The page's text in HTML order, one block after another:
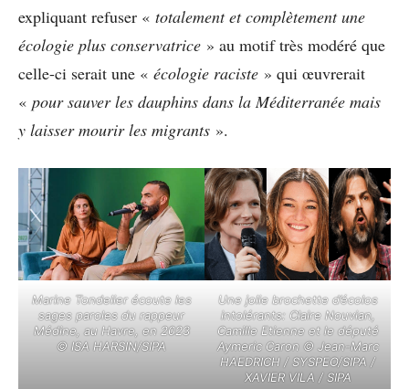
expliquant refuser « totalement et complètement une
écologie plus conservatrice » au motif très modéré que
celle-ci serait une « écologie raciste » qui œuvrerait
« pour sauver les dauphins dans la Méditerranée mais
y laisser mourir les migrants ».
Marine Tondelier écoute les
sages paroles du rappeur
Médine, au Havre, en 2023
© ISA HARSIN/SIPA
Une jolie brochette d’écolos
intolérants: Claire Nouvian,
Camille Etienne et le député
Aymeric Caron © Jean-Marc
HAEDRICH / SYSPEO/SIPA /
XAVIER VILA / SIPA